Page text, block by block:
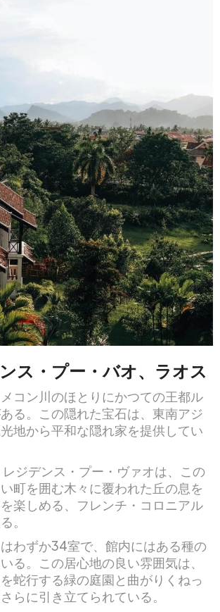
ス・プー・バオ、ラオス
コン川のほとりにかつての王都ル
る。この隠れた宝石は、東南アジ
地から平和な隠れ家を提供してい
ジデンス・プー・ヴァオは、この
町を囲む木々に覆われた丘の息を
楽しめる、フレンチ・コロニアル
。
わずか34室で、館内にはある種の
る。この居心地の良い雰囲気は、
蛇行する緑の庭園と曲がりくねっ
らに引き立てられている。